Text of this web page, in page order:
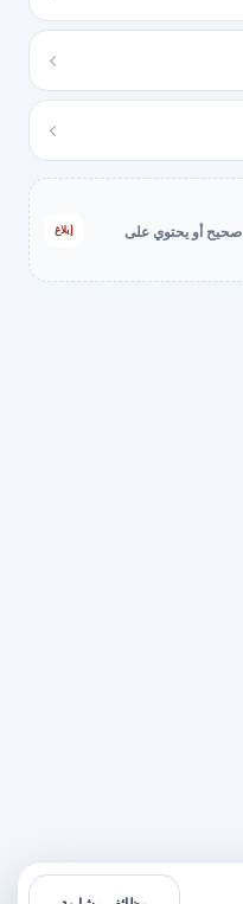
صحيح أو يحتوي على
إبلاغ